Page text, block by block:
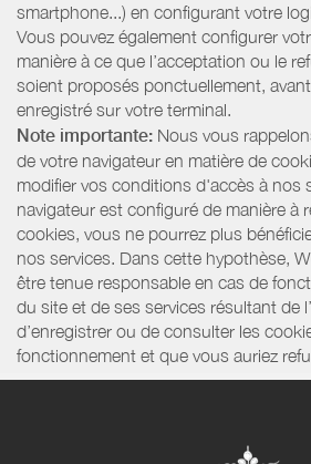
smartphone...) en configurant votre
Vous pouvez également configurer
manière à ce que l’acceptation ou le
soient proposés ponctuellement,
enregistré sur votre terminal.
Note importante: Nous vous
de votre navigateur en matière de
modifier vos conditions d'accès à nos
navigateur est configuré de manière à
cookies, vous ne pourrez plus
nos services. Dans cette hypothèse,
être tenue responsable en cas de
du site et de ses services résultant de
d’enregistrer ou de consulter les
fonctionnement et que vous auriez